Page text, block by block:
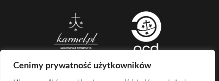
Cenimy prywatność użytkowników